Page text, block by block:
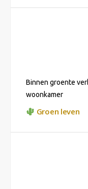
Binnen groente
woonkamer
Groen leven